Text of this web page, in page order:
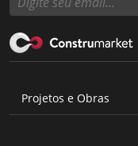
Projetos e Obras